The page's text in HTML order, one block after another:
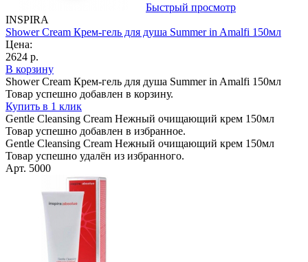
Быстрый просмотр
INSPIRA
Shower Cream Крем-гель для душа Summer in Amalfi 150мл
Цена:
2624 р.
В корзину
Shower Cream Крем-гель для душа Summer in Amalfi 150мл
Товар успешно добавлен в корзину.
Купить в 1 клик
Gentle Cleansing Cream Нежный очищающий крем 150мл
Товар успешно добавлен в избранное.
Gentle Cleansing Cream Нежный очищающий крем 150мл
Товар успешно удалён из избранного.
Арт. 5000